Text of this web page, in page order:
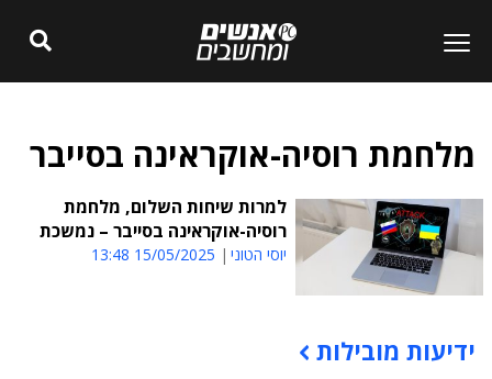
מלחמת רוסיה-אוקראינה בסייבר
למרות שיחות השלום, מלחמת
רוסיה-אוקראינה בסייבר – נמשכת
יוסי הטוני 15/05/2025 13:48
תוכן פרסומי
ידיעות מובילות